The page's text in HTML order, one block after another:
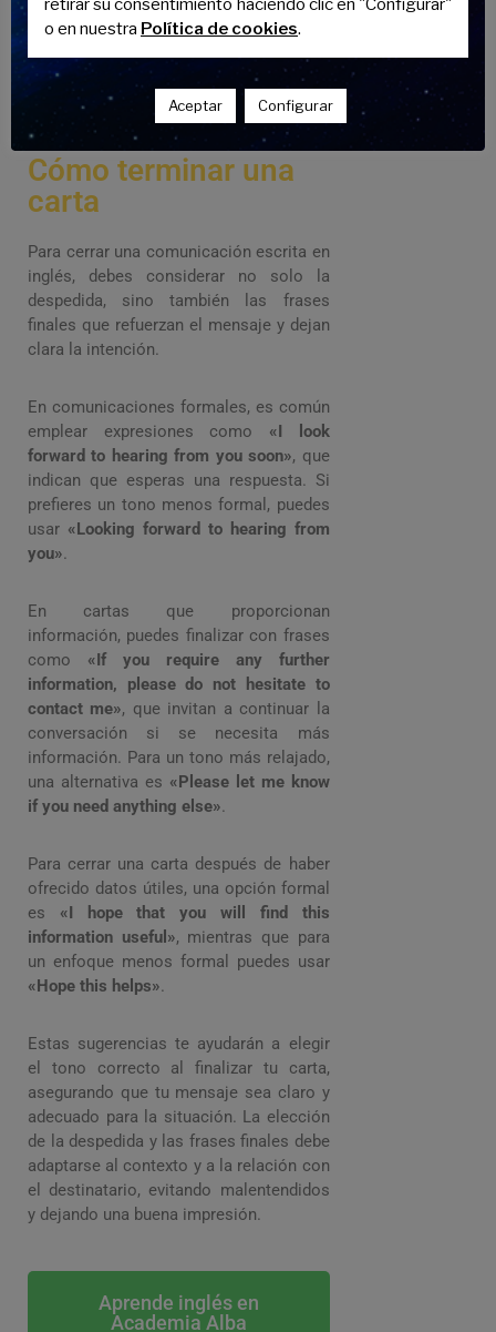
Cómo terminar una
carta
Para cerrar una comunicación escrita en
inglés, debes considerar no solo la
despedida, sino también las frases
finales que refuerzan el mensaje y dejan
clara la intención.
En comunicaciones formales, es común
emplear expresiones como «I look
forward to hearing from you soon», que
indican que esperas una respuesta. Si
prefieres un tono menos formal, puedes
usar «Looking forward to hearing from
you».
En cartas que proporcionan
información, puedes finalizar con frases
como «If you require any further
information, please do not hesitate to
contact me», que invitan a continuar la
conversación si se necesita más
información. Para un tono más relajado,
una alternativa es «Please let me know
if you need anything else».
Para cerrar una carta después de haber
ofrecido datos útiles, una opción formal
es «I hope that you will find this
information useful», mientras que para
un enfoque menos formal puedes usar
«Hope this helps».
Estas sugerencias te ayudarán a elegir
el tono correcto al finalizar tu carta,
asegurando que tu mensaje sea claro y
adecuado para la situación. La elección
de la despedida y las frases finales debe
adaptarse al contexto y a la relación con
el destinatario, evitando malentendidos
y dejando una buena impresión.
Aprende inglés en
Academia Alba
retirar su consentimiento haciendo clic en "Configurar"
o en nuestra Política de cookies.
Aceptar Configurar